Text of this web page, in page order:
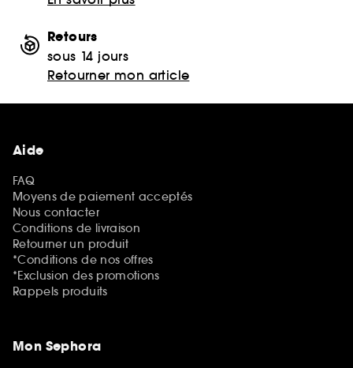
Retours
sous 14 jours
Retourner mon article
Aide
FAQ
Moyens de paiement acceptés
Nous contacter
Conditions de livraison
Retourner un produit
*Conditions de nos offres
*Exclusion des promotions
Rappels produits
Mon Sephora